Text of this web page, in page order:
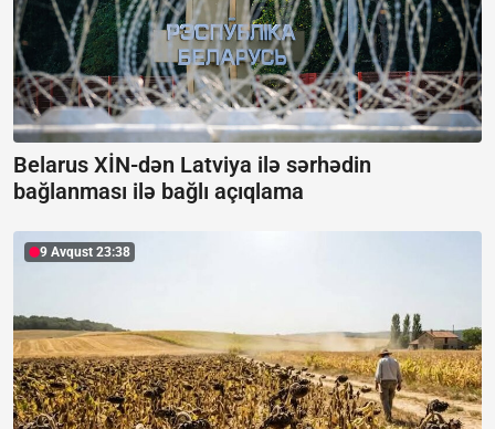
Belarus XİN-dən Latviya ilə sərhədin
bağlanması ilə bağlı açıqlama
9 Avqust 23:38